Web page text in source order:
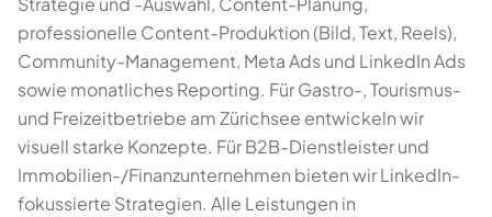
professionelle Content-Produktion (Bild, Text, Reels),
Community-Management, Meta Ads und LinkedIn Ads
sowie monatliches Reporting. Für Gastro-, Tourismus-
und Freizeitbetriebe am Zürichsee entwickeln wir
visuell starke Konzepte. Für B2B-Dienstleister und
Immobilien-/Finanzunternehmen bieten wir LinkedIn-
fokussierte Strategien. Alle Leistungen in